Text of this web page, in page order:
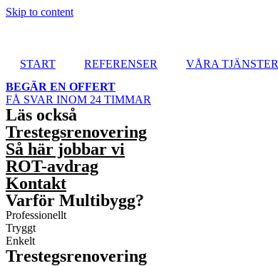
Skip to content
START REFERENSER VÅRA TJÄNSTER
BEGÄR EN OFFERT
FÅ SVAR INOM 24 TIMMAR
Läs också
Trestegsrenovering
Så här jobbar vi
ROT-avdrag
Kontakt
Varför Multibygg?
Professionellt
Tryggt
Enkelt
Trestegsrenovering